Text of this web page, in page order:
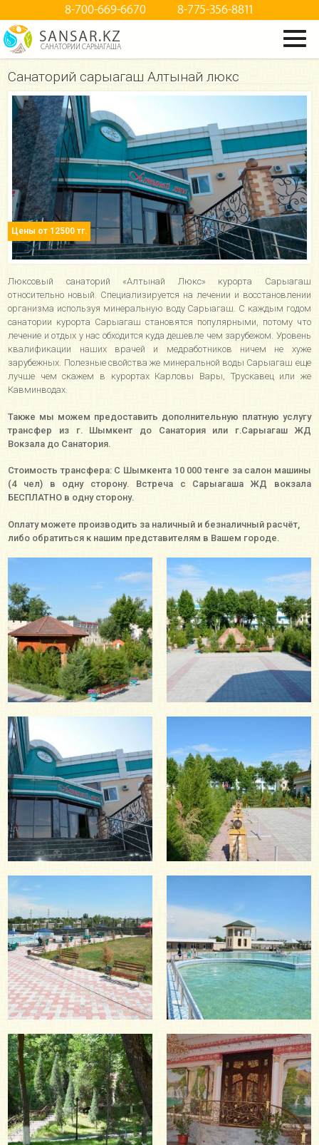
8-700-669-6670 8-775-356-8811
SANSAR.KZ
САНАТОРИИ САРЫАГАША
Cанаторий сарыагаш Алтынай люкс
Цены от 12500 тг.
Люксовый санаторий «Алтынай Люкс» курорта Сарыагаш
относительно новый. Специализируется на лечении и восстановлении
организма используя минеральную воду Сарыагаш. С каждым годом
санатории курорта Сарыагаш становятся популярными, потому что
лечение и отдых у нас обходится куда дешевле чем зарубежом. Уровень
квалификации наших врачей и медработников ничем не хуже
зарубежных. Полезные свойства же минеральной воды Сарыагаш еще
лучше чем скажем в курортах Карловы Вары, Трускавец или же
Кавминводах.
Также мы можем предоставить дополнительную платную услугу
трансфер из г. Шымкент до Санатория или г.Сарыагаш ЖД
Вокзала до Санатория.
Стоимость трансфера: С Шымкента 10 000 тенге за салон машины
(4 чел) в одну сторону. Встреча с Сарыагаша ЖД вокзала
БЕСПЛАТНО в одну сторону.
Оплату можете производить за наличный и безналичный расчёт,
либо обратиться к нашим представителям в Вашем городе.